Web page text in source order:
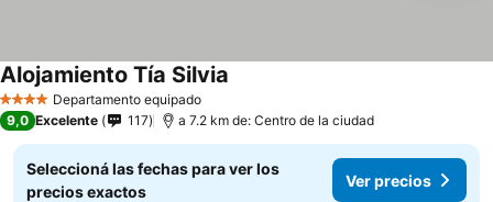
4 EstrellasDepartamento equipado
Alojamiento Tía Silvia
9,0 Excelente 117 a 7.2 km de: Centro de la ciudad
Seleccioná las fechas para ver los
precios exactos
Ver precios